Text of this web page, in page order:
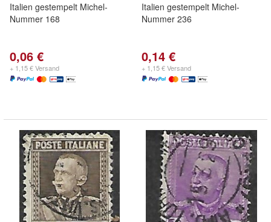
Italien gestempelt Michel-
Nummer 168
0,06 €
+ 1,15 € Versand
Italien gestempelt Michel-
Nummer 236
0,14 €
+ 1,15 € Versand